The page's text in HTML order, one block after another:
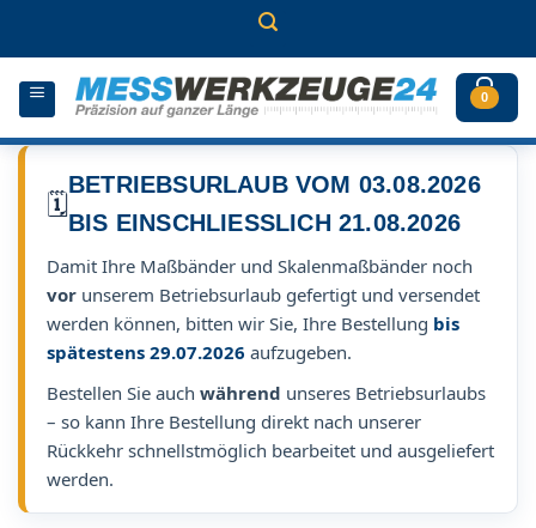
0
🗓️
BETRIEBSURLAUB VOM 03.08.2026
BIS EINSCHLIESSLICH 21.08.2026
Damit Ihre Maßbänder und Skalenmaßbänder noch
vor unserem Betriebsurlaub gefertigt und versendet
werden können, bitten wir Sie, Ihre Bestellung bis
spätestens 29.07.2026 aufzugeben.
Bestellen Sie auch während unseres Betriebsurlaubs
– so kann Ihre Bestellung direkt nach unserer
Rückkehr schnellstmöglich bearbeitet und ausgeliefert
werden.